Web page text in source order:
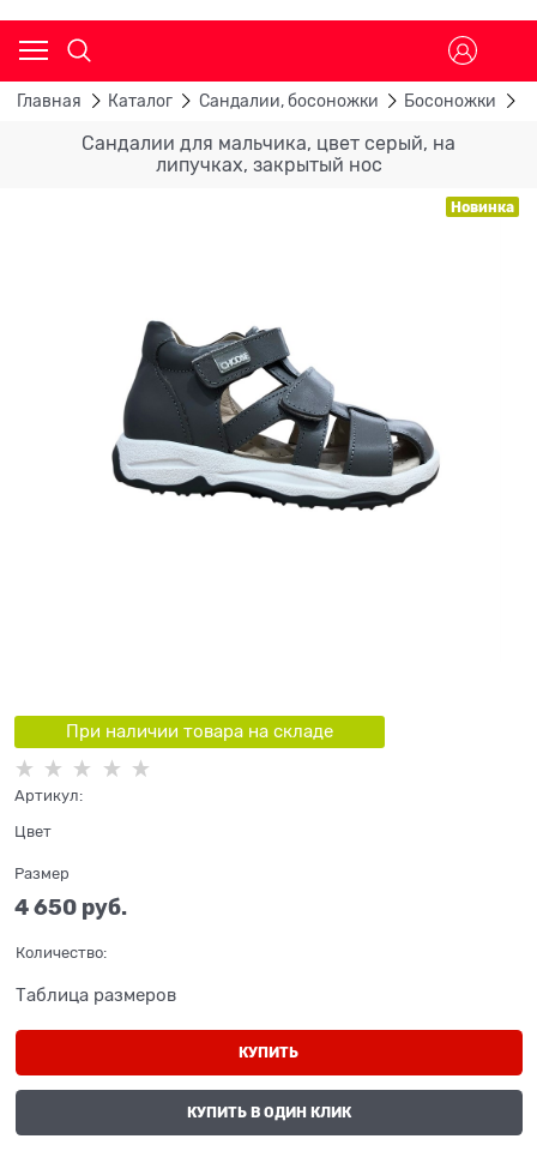
Главная Каталог Сандалии, босоножки Босоножки
Сандалии для мальчика, цвет серый, на
липучках, закрытый нос
Новинка
При наличии товара на складе
Артикул:
Цвет
Размер
4 650 руб.
Количество:
Таблица размеров
КУПИТЬ
КУПИТЬ В ОДИН КЛИК